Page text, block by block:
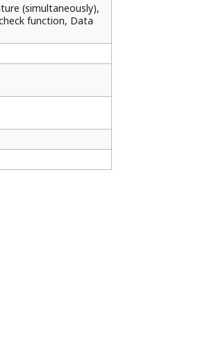
(simultaneously),
function, Data